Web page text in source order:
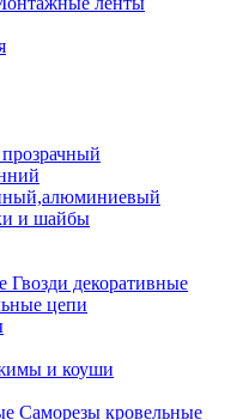
и шайбы
Гвозди декоративные
цепи
и коуши
Саморезы кровельные